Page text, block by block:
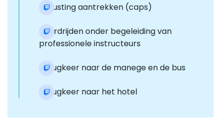
Uitrusting aantrekken (caps)
Paardrijden onder begeleiding van
professionele instructeurs
Terugkeer naar de manege en de bus
Terugkeer naar het hotel